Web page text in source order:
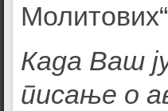
Када Ваш
писање о